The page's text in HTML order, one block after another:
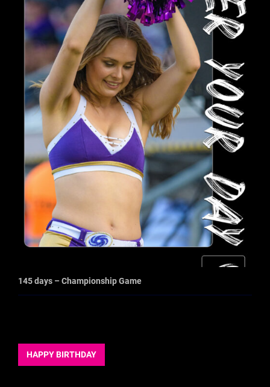
145 days – Championship Game
HAPPY BIRTHDAY